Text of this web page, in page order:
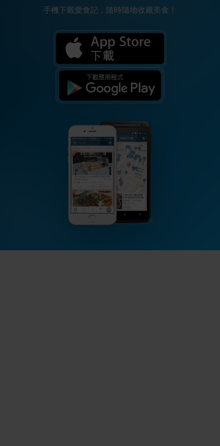
手機下載愛食記，隨時隨地收藏美食！